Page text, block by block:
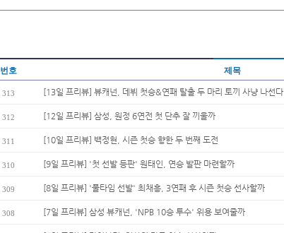
번호 제목
313 [13일 프리뷰] 뷰캐넌, 데뷔 첫승&연패 탈출 두 마리 토끼 사냥 나선다
312 [12일 프리뷰] 삼성, 원정 6연전 첫 단추 잘 끼울까
311 [10일 프리뷰] 백정현, 시즌 첫승 향한 두 번째 도전
310 [9일 프리뷰] '첫 선발 등판' 원태인, 연승 발판 마련할까
309 [8일 프리뷰] '풀타임 선발' 최채흥, 3연패 후 시즌 첫승 선사할까
308 [7일 프리뷰] 삼성 뷰캐넌, 'NPB 10승 투수' 위용 보여줄까